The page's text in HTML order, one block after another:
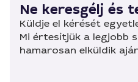
Ne keresgélj és
Küldje el kérését
Mi értesítjük a legjobb
hamarosan elküldik